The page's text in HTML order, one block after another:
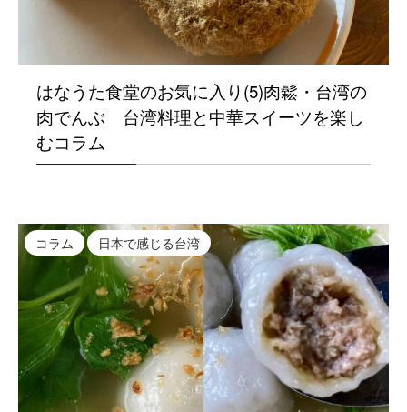
はなうた食堂のお気に入り(5)肉鬆・台湾の
肉でんぶ 台湾料理と中華スイーツを楽し
むコラム
コラム 日本で感じる台湾